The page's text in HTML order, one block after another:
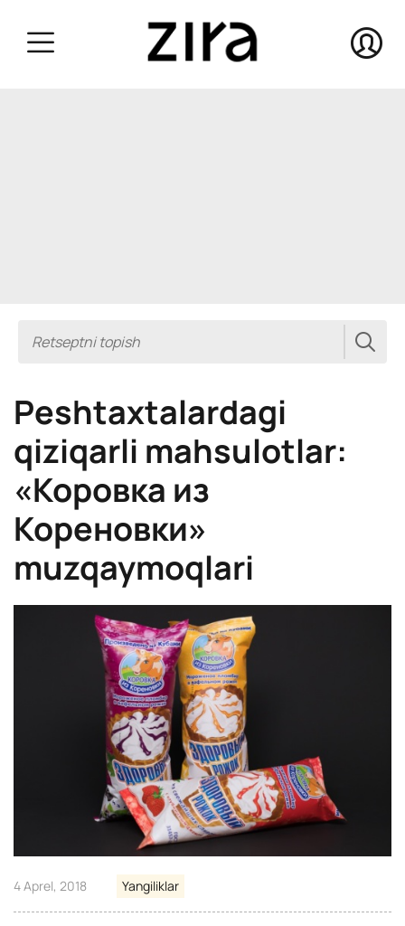
Peshtaxtalardagi
qiziqarli mahsulotlar:
«Коровка из
Кореновки»
muzqaymoqlari
4 Aprel, 2018 Yangiliklar